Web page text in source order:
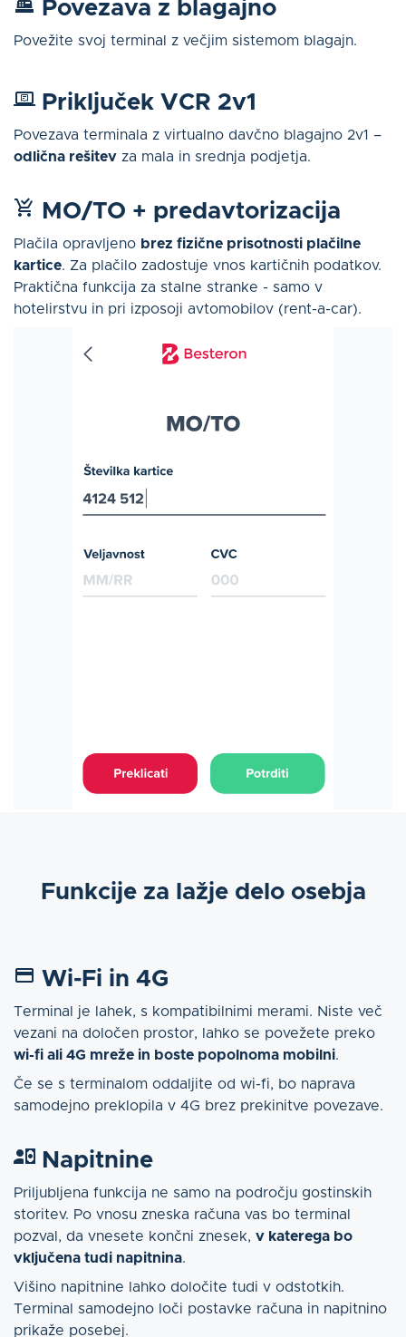
Povezava z blagajno
Povežite svoj terminal z večjim sistemom blagajn.
Priključek VCR 2v1
Povezava terminala z virtualno davčno blagajno 2v1 –
odlična rešitev za mala in srednja podjetja.
MO/TO + predavtorizacija
Plačila opravljeno brez fizične prisotnosti plačilne
kartice. Za plačilo zadostuje vnos kartičnih podatkov.
Praktična funkcija za stalne stranke - samo v
hotelirstvu in pri izposoji avtomobilov (rent-a-car).
Funkcije za lažje delo osebja
Wi-Fi in 4G
Terminal je lahek, s kompatibilnimi merami. Niste več
vezani na določen prostor, lahko se povežete preko
wi-fi ali 4G mreže in boste popolnoma mobilni.
Če se s terminalom oddaljite od wi-fi, bo naprava
samodejno preklopila v 4G brez prekinitve povezave.
Napitnine
Priljubljena funkcija ne samo na področju gostinskih
storitev. Po vnosu zneska računa vas bo terminal
pozval, da vnesete končni znesek, v katerega bo
vključena tudi napitnina.
Višino napitnine lahko določite tudi v odstotkih.
Terminal samodejno loči postavke računa in napitnino
prikaže posebej.